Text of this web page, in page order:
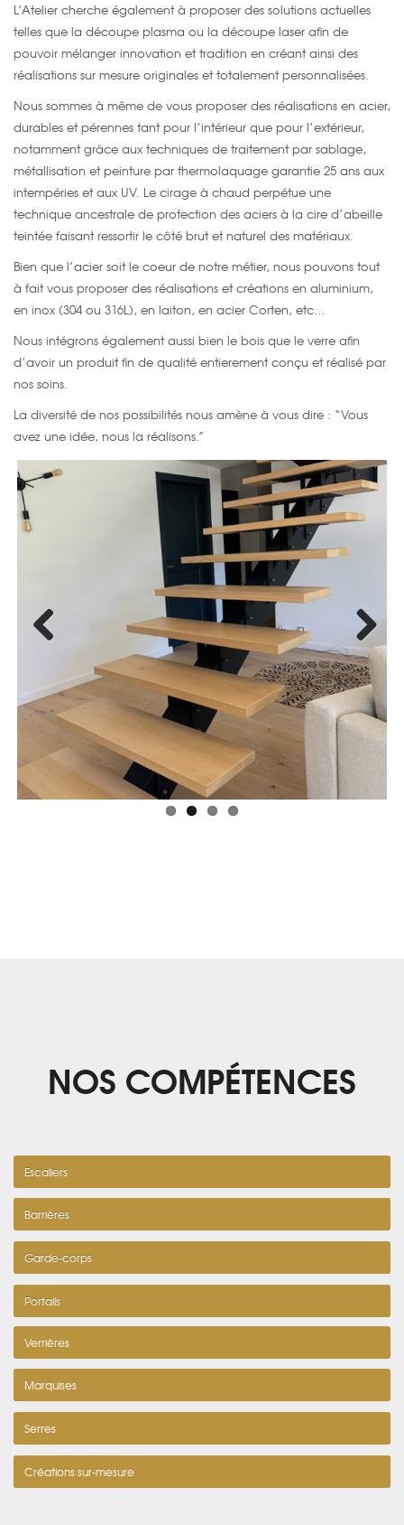
L’Atelier cherche également à proposer des solutions actuelles
telles que la découpe plasma ou la découpe laser afin de
pouvoir mélanger innovation et tradition en créant ainsi des
réalisations sur mesure originales et totalement personnalisées.
Nous sommes à même de vous proposer des réalisations en acier,
durables et pérennes tant pour l’intérieur que pour l’extérieur,
notamment grâce aux techniques de traitement par sablage,
métallisation et peinture par thermolaquage garantie 25 ans aux
intempéries et aux UV. Le cirage à chaud perpétue une
technique ancestrale de protection des aciers à la cire d’abeille
teintée faisant ressortir le côté brut et naturel des matériaux.
Bien que l’acier soit le coeur de notre métier, nous pouvons tout
à fait vous proposer des réalisations et créations en aluminium,
en inox (304 ou 316L), en laiton, en acier Corten, etc…
Nous intégrons également aussi bien le bois que le verre afin
d’avoir un produit fin de qualité entierement conçu et réalisé par
nos soins.
La diversité de nos possibilités nous amène à vous dire : “Vous
avez une idée, nous la réalisons.”
Next
NOS COMPÉTENCES
Escaliers
Barrières
Garde-corps
Portails
Verrières
Marquises
Serres
Créations sur-mesure